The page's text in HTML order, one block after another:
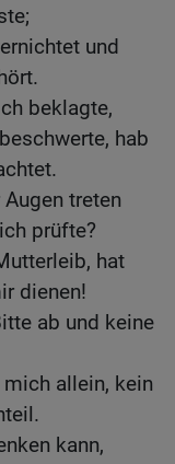
und
beklagte,
hab
treten
prüfte?
hat
dienen!
ab und keine
allein, kein
kann,